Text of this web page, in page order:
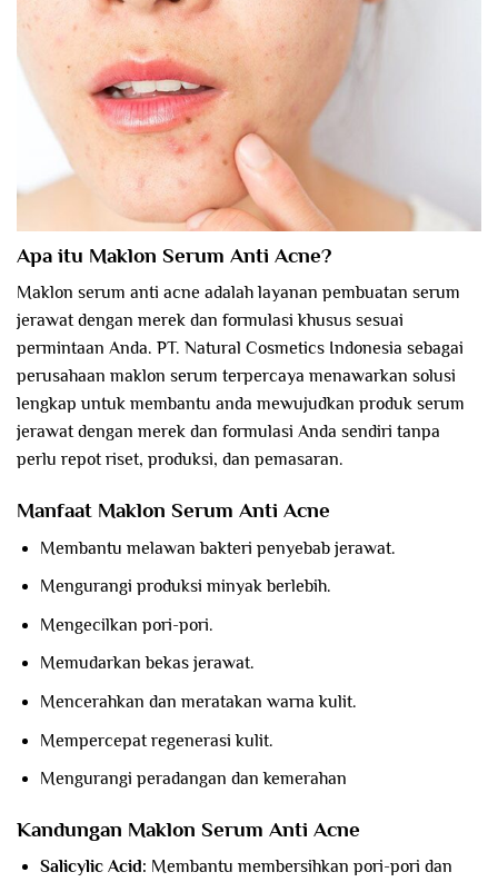
Apa itu Maklon Serum Anti Acne?
Maklon serum anti acne adalah layanan pembuatan serum
jerawat dengan merek dan formulasi khusus sesuai
permintaan Anda. PT. Natural Cosmetics Indonesia sebagai
perusahaan maklon serum terpercaya menawarkan solusi
lengkap untuk membantu anda mewujudkan produk serum
jerawat dengan merek dan formulasi Anda sendiri tanpa
perlu repot riset, produksi, dan pemasaran.
Manfaat Maklon Serum Anti Acne
Membantu melawan bakteri penyebab jerawat.
Mengurangi produksi minyak berlebih.
Mengecilkan pori-pori.
Memudarkan bekas jerawat.
Mencerahkan dan meratakan warna kulit.
Mempercepat regenerasi kulit.
Mengurangi peradangan dan kemerahan
Kandungan Maklon Serum Anti Acne
Salicylic Acid: Membantu membersihkan pori-pori dan